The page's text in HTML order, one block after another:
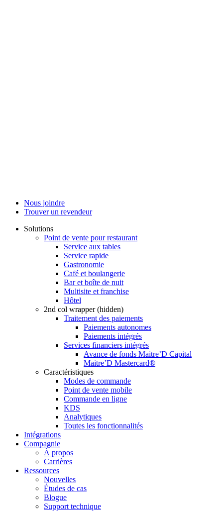
Nous joindre
Trouver un revendeur
Solutions
Point de vente pour restaurant
Service aux tables
Service rapide
Gastronomie
Café et boulangerie
Bar et boîte de nuit
Multisite et franchise
Hôtel
2nd col wrapper (hidden)
Traitement des paiements
Paiements autonomes
Paiements intégrés
Services financiers intégrés
Avance de fonds Maitre’D Capital
Maitre’D Mastercard®
Caractéristiques
Modes de commande
Point de vente mobile
Commande en ligne
KDS
Analytiques
Toutes les fonctionnalités
Intégrations
Compagnie
À propos
Carrières
Ressources
Nouvelles
Études de cas
Blogue
Support technique